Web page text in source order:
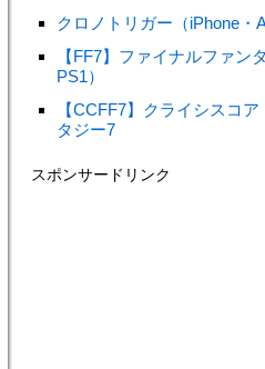
クロノトリガー（iPhone・
【FF7】ファイナルファン
PS1）
【CCFF7】クライシスコ
タジー7
スポンサードリンク